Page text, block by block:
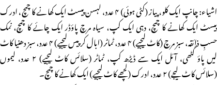
اشیاء: چانپ ایک کلو، پیاز (کٹی ہوئی) ۴ عدد، لہسن پیسٹ ایک کھانے کا چمچ، ادرک
پیسٹ ایک کھانے کا چمچ، دہی ایک کپ، سیاہ مرچ پاؤڈر ایک چائے کا چمچ، نمک
حسبِ ذائقہ، سبز مرچ (کاٹ لیجیے) ۴ عدد، ٹماٹر (ابال کر پیس لیجیے) ۴ عدد، سبز دھنیا کاٹ
لیں پاؤ گٹھی، آئل ایک سے ڈیڑھ کپ، ٹماٹر (سلائس کاٹ لیجیے) ۲ عدد، لیموں
(سلائس کاٹ لیجے) ۲ عدد، ادرک (لچھے کاٹ لیجیے) ایک کھانے کا چمچ۔